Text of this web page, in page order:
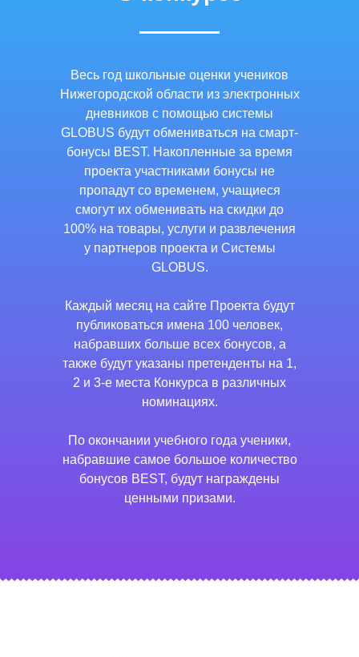
Весь год школьные оценки учеников
Нижегородской области из электронных
дневников с помощью системы
GLOBUS будут обмениваться на смарт-
бонусы BEST. Накопленные за время
проекта участниками бонусы не
пропадут со временем, учащиеся
смогут их обменивать на скидки до
100% на товары, услуги и развлечения
у партнеров проекта и Системы
GLOBUS.
Каждый месяц на сайте Проекта будут
публиковаться имена 100 человек,
набравших больше всех бонусов, а
также будут указаны претенденты на 1,
2 и 3-е места Конкурса в различных
номинациях.
По окончании учебного года ученики,
набравшие самое большое количество
бонусов BEST, будут награждены
ценными призами.